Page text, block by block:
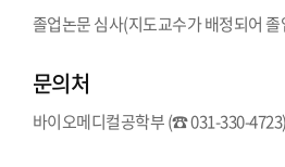
졸업논문 심사(지도교수가 배정되어
문의처
바이오메디컬공학부 (☎ 031-330-